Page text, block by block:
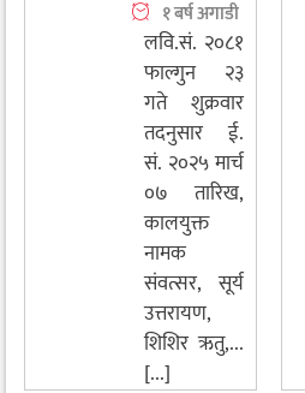
१ बर्ष अगाडी
लवि.सं. २०८१
फाल्गुन २३
गते शुक्रवार
तदनुसार ई.
सं. २०२५ मार्च
०७ तारिख,
कालयुक्त
नामक
संवत्सर, सूर्य
उत्तरायण,
शिशिर ऋतु,...
[...]